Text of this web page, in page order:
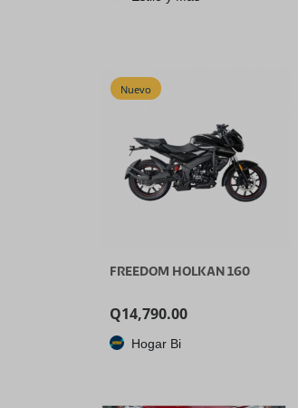
Nuevo
FREEDOM HOLKAN 160
Q14,790.00
Hogar Bi